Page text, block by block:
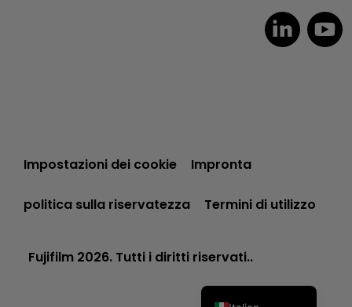
Impostazioni dei cookie Impronta
politica sulla riservatezza Termini di utilizzo
Fujifilm 2026. Tutti i diritti riservati..
French
Polish